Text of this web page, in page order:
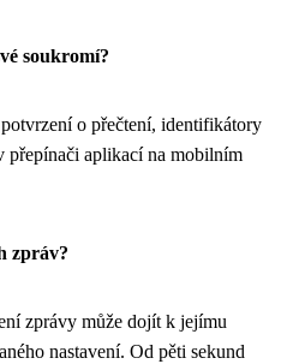
soukromí?
o přečtení, identifikátory
přepínači aplikací na mobilním
zpráv?
zprávy může dojít k jejímu
nastavení. Od pěti sekund